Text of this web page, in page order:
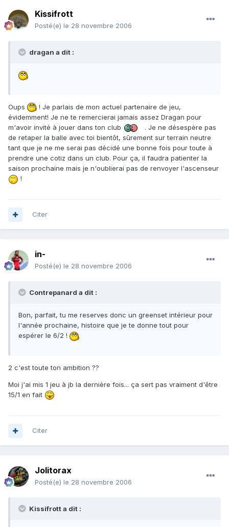
Kissifrott
Posté(e) le 28 novembre 2006
dragan a dit :
Oups
! Je parlais de mon actuel partenaire de jeu,
évidemment! Je ne te remercierai jamais assez Dragan pour
m'avoir invité à jouer dans ton club
. Je ne désespère pas
de retaper la balle avec toi bientôt, sûrement sur terrain neutre
tant que je ne me serai pas décidé une bonne fois pour toute à
prendre une cotiz dans un club. Pour ça, il faudra patienter la
saison prochaine mais je n'oublierai pas de renvoyer l'ascenseur
!
Citer
in-
Posté(e) le 28 novembre 2006
Contrepanard a dit :
Bon, parfait, tu me reserves donc un greenset intérieur pour
l'année prochaine, histoire que je te donne tout pour
espérer le 6/2 !
2 c'est toute ton ambition ??
Moi j'ai mis 1 jeu à jb la dernière fois... ça sert pas vraiment d'être
15/1 en fait
Citer
Jolitorax
Posté(e) le 28 novembre 2006
Kissifrott a dit :